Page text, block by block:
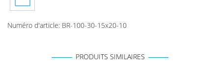
Numéro d'article: BR-100-30-15x20-10
PRODUITS SIMILAIRES